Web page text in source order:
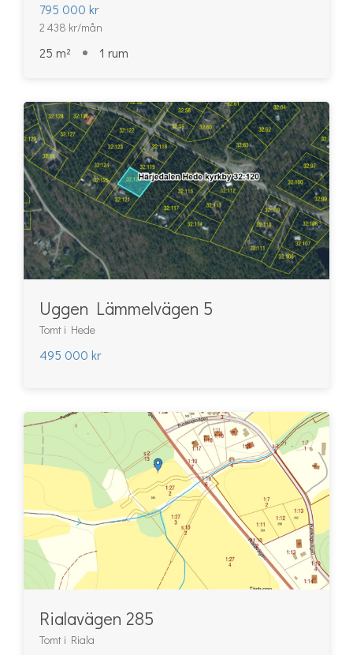
795 000 kr
2 438 kr/mån
25 m² 1 rum
Uggen Lämmelvägen 5
Tomt i Hede
495 000 kr
Rialavägen 285
Tomt i Riala